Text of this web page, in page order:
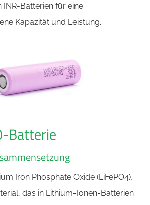
INR-Batterien für eine
Kapazität und Leistung.
Batterie
Iron Phosphate Oxide (LiFePO4),
das in Lithium-Ionen-Batterien